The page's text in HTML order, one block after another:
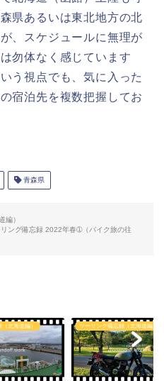
県あるいは東北地方の北
、スケジュールに無理が
勿体なく感じています
う視点でも、気に入った
宿泊先を複数把握してお
青森県
編）
ング備忘録 2022年春➀（バイク旅の往
北海道編） ツーリング備忘録（北海道編）